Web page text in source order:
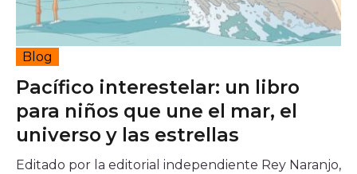
Blog
Pacífico interestelar: un libro
para niños que une el mar, el
universo y las estrellas
Editado por la editorial independiente Rey Naranjo,